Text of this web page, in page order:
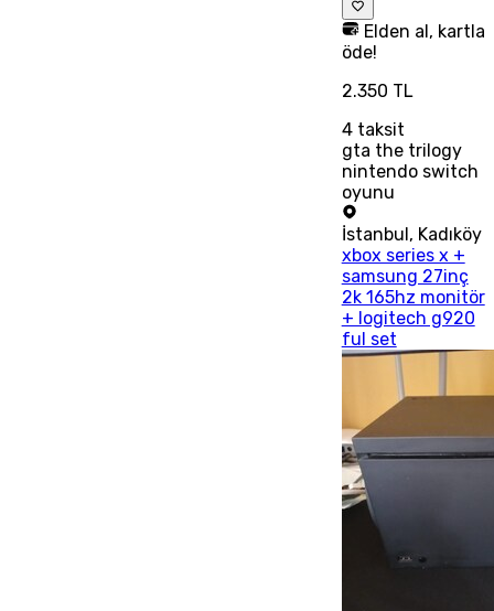
Elden al, kartla
öde!
2.350 TL
4taksit
gta the trilogy
nintendo switch
oyunu
İstanbul, Kadıköy
xbox series x +
samsung 27inç
2k 165hz monitör
+ logitech g920
ful set